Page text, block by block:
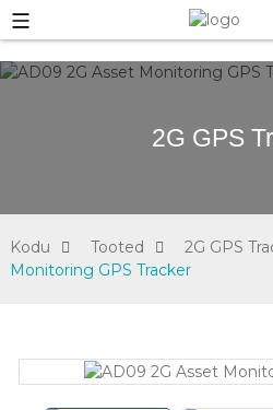
+86
+86
2G GPS
Kodu Tooted 2G GPS
Monitoring GPS Tracker